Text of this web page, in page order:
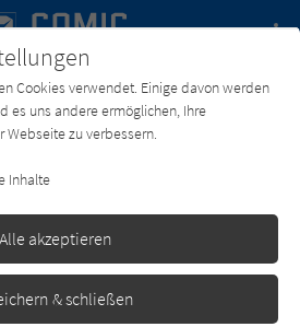
Charts Newsletter
Zeichner:
Fröhlich - 6.
Cookies verwendet. Einige davon werden
es uns andere ermöglichen, Ihre
Webseite zu verbessern.
Inhalte
Alle akzeptieren
& schließen